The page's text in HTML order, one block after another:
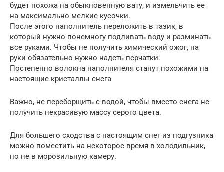
будет похожа на обыкновенную вату, и измельчить ее
на максимально мелкие кусочки.
После этого наполнитель переложить в тазик, в
который нужно понемногу подливать воду и разминать
все руками. Чтобы не получить химический ожог, на
руки обязательно нужно надеть перчатки.
Постепенно волокна наполнителя станут похожими на
настоящие кристаллы снега
Важно, не переборщить с водой, чтобы вместо снега не
получить некрасивую массу серого цвета.
Для большего сходства с настоящим снег из подгузника
можно поместить на некоторое время в холодильник,
но не в морозильную камеру.